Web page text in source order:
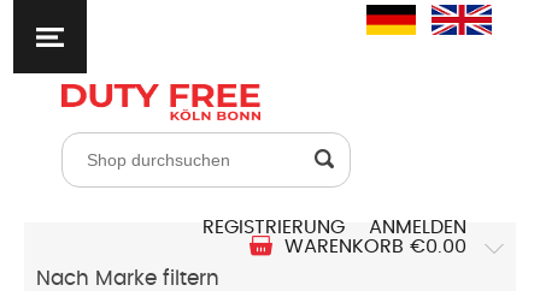
REGISTRIERUNG
ANMELDEN
WARENKORB €0.00
Nach Marke filtern